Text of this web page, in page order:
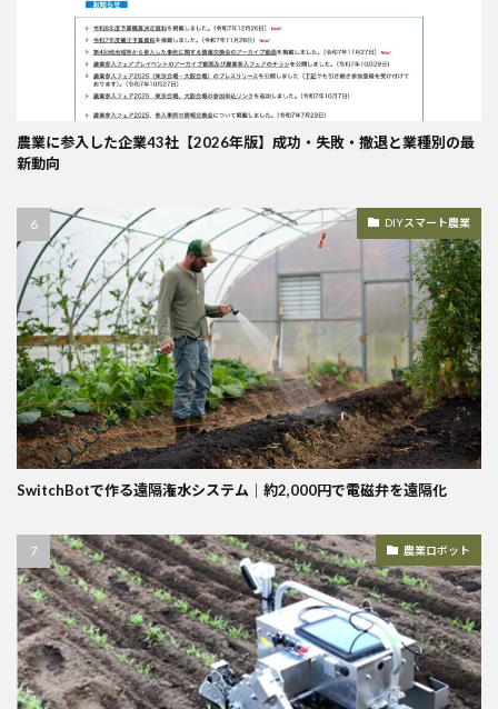
農業に参入した企業43社【2026年版】成功・失敗・撤退と業種別の最
新動向
DIYスマート農業
SwitchBotで作る遠隔潅水システム｜約2,000円で電磁弁を遠隔化
農業ロボット